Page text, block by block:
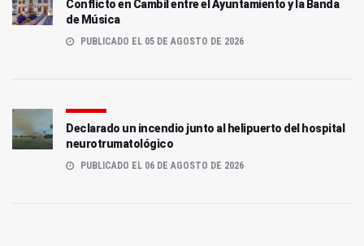
Conflicto en Cambil entre el Ayuntamiento y la Banda
de Música
PUBLICADO EL 05 DE AGOSTO DE 2026
Declarado un incendio junto al helipuerto del hospital
neurotrumatológico
PUBLICADO EL 06 DE AGOSTO DE 2026